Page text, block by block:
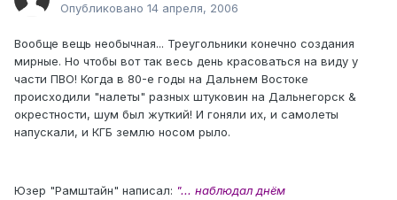
Опубликовано 14 апреля, 2006
Вообще вещь необычная... Треугольники конечно создания
мирные. Но чтобы вот так весь день красоваться на виду у
части ПВО! Когда в 80-е годы на Дальнем Востоке
происходили "налеты" разных штуковин на Дальнегорск &
окрестности, шум был жуткий! И гоняли их, и самолеты
напускали, и КГБ землю носом рыло.
Юзер "Рамштайн" написал: "... наблюдал днём